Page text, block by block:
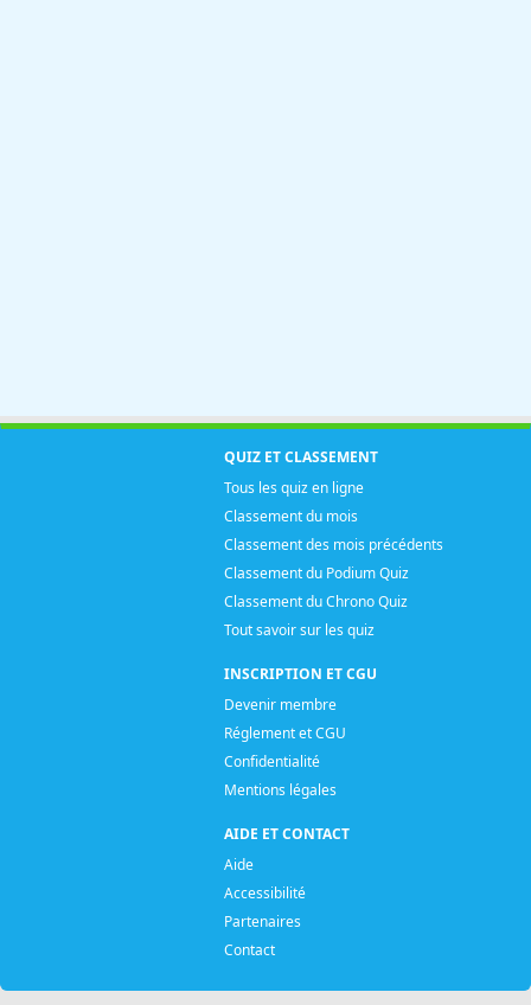
QUIZ ET CLASSEMENT
Tous les quiz en ligne
Classement du mois
Classement des mois précédents
Classement du Podium Quiz
Classement du Chrono Quiz
Tout savoir sur les quiz
INSCRIPTION ET CGU
Devenir membre
Réglement et CGU
Confidentialité
Mentions légales
AIDE ET CONTACT
Aide
Accessibilité
Partenaires
Contact